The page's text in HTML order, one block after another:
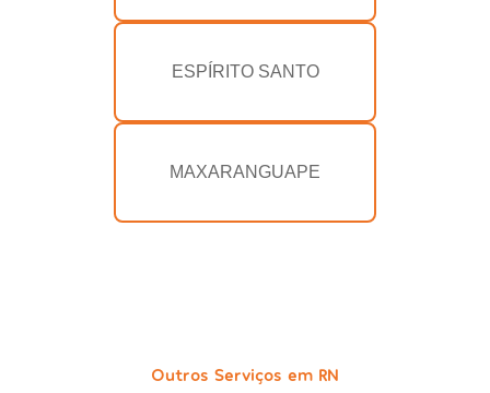
ESPÍRITO SANTO
MAXARANGUAPE
Outros Serviços em RN